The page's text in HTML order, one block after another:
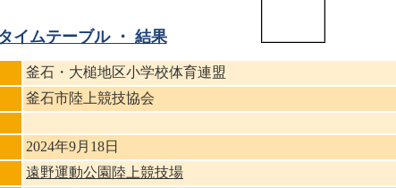
タイムテーブル ・ 結果
釜石・大槌地区小学校体育連盟
釜石市陸上競技協会
2024年9月18日
遠野運動公園陸上競技場